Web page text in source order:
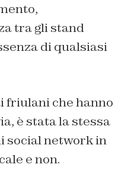
tra gli stand
di qualsiasi
friulani che hanno
è stata la stessa
social network in
e non.